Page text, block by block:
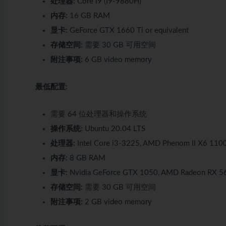
内存: 16 GB RAM
显卡: GeForce GTX 1660 Ti or equivalent
存储空间: 需要 30 GB 可用空间
附注事项: 6 GB video memory
最低配置:
需要 64 位处理器和操作系统
操作系统: Ubuntu 20.04 LTS
处理器: Intel Core i3-3225, AMD Phenom II X6
内存: 8 GB RAM
显卡: Nvidia GeForce GTX 1050, AMD Radeon RX
存储空间: 需要 30 GB 可用空间
附注事项: 2 GB video memory